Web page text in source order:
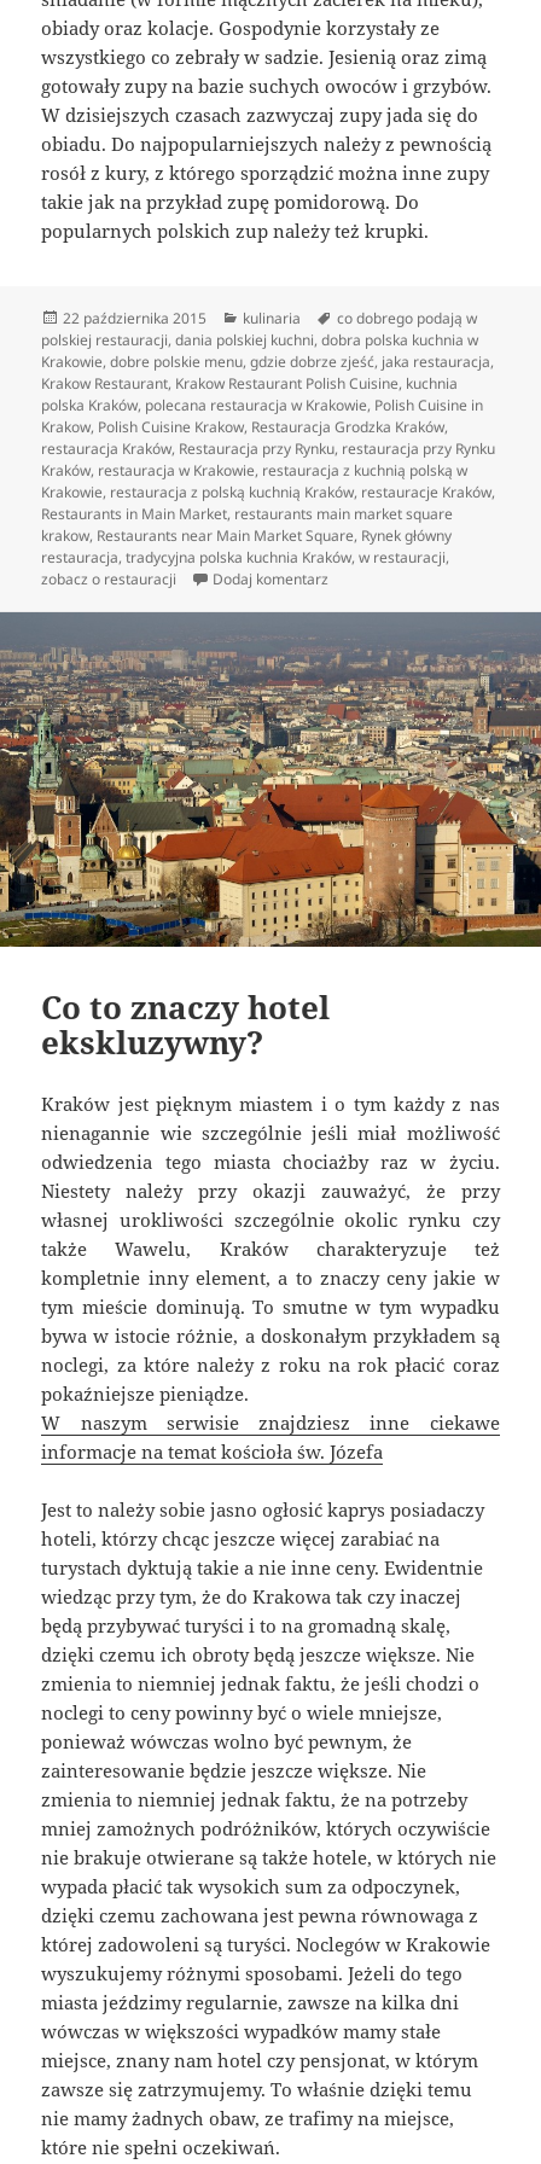
obiady oraz kolacje. Gospodynie korzystały ze
wszystkiego co zebrały w sadzie. Jesienią oraz zimą
gotowały zupy na bazie suchych owoców i grzybów.
W dzisiejszych czasach zazwyczaj zupy jada się do
obiadu. Do najpopularniejszych należy z pewnością
rosół z kury, z którego sporządzić można inne zupy
takie jak na przykład zupę pomidorową. Do
popularnych polskich zup należy też krupki.
Data
publikacji
22 października 2015 Kategorie
kulinaria Tagi
co dobrego podają w
polskiej restauracji,dania polskiej kuchni,dobra polska kuchnia w
Krakowie,dobre polskie menu,gdzie dobrze zjeść, jaka restauracja,
Krakow Restaurant, Krakow Restaurant Polish Cuisine, kuchnia
polska Kraków, polecana restauracja w Krakowie, Polish Cuisine in
Krakow, Polish Cuisine Krakow, Restauracja Grodzka Kraków,
restauracja Kraków, Restauracja przy Rynku, restauracja przy Rynku
Kraków, restauracja w Krakowie, restauracja z kuchnią polską w
Krakowie, restauracja z polską kuchnią Kraków, restauracje Kraków,
Restaurants in Main Market, restaurants main market square
krakow, Restaurants near Main Market Square, Rynek główny
restauracja,tradycyjna polska kuchnia Kraków,w restauracji,
zobacz o restauracji
Dodaj komentarz
Co to znaczy hotel
ekskluzywny?
Kraków jest pięknym miastem i o tym każdy z nas
nienagannie wie szczególnie jeśli miał możliwość
odwiedzenia tego miasta chociażby raz w życiu.
Niestety należy przy okazji zauważyć, że przy
własnej urokliwości szczególnie okolic rynku czy
także Wawelu, Kraków charakteryzuje też
kompletnie inny element, a to znaczy ceny jakie w
tym mieście dominują. To smutne w tym wypadku
bywa w istocie różnie, a doskonałym przykładem są
noclegi, za które należy z roku na rok płacić coraz
pokaźniejsze pieniądze.
W naszym serwisie znajdziesz inne ciekawe
informacje na temat kościoła św. Józefa
Jest to należy sobie jasno ogłosić kaprys posiadaczy
hoteli, którzy chcąc jeszcze więcej zarabiać na
turystach dyktują takie a nie inne ceny. Ewidentnie
wiedząc przy tym, że do Krakowa tak czy inaczej
będą przybywać turyści i to na gromadną skalę,
dzięki czemu ich obroty będą jeszcze większe. Nie
zmienia to niemniej jednak faktu, że jeśli chodzi o
noclegi to ceny powinny być o wiele mniejsze,
ponieważ wówczas wolno być pewnym, że
zainteresowanie będzie jeszcze większe. Nie
zmienia to niemniej jednak faktu, że na potrzeby
mniej zamożnych podróżników, których oczywiście
nie brakuje otwierane są także hotele, w których nie
wypada płacić tak wysokich sum za odpoczynek,
dzięki czemu zachowana jest pewna równowaga z
której zadowoleni są turyści. Noclegów w Krakowie
wyszukujemy różnymi sposobami. Jeżeli do tego
miasta jeździmy regularnie, zawsze na kilka dni
wówczas w większości wypadków mamy stałe
miejsce, znany nam hotel czy pensjonat, w którym
zawsze się zatrzymujemy. To właśnie dzięki temu
nie mamy żadnych obaw, ze trafimy na miejsce,
które nie spełni oczekiwań.